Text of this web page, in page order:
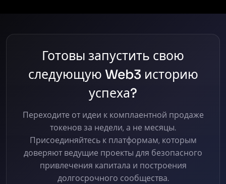
Готовы запустить свою
следующую Web3 историю
успеха?
Переходите от идеи к комплаентной продаже
токенов за недели, а не месяцы.
Присоединяйтесь к платформам, которым
доверяют ведущие проекты для безопасного
привлечения капитала и построения
долгосрочного сообщества.